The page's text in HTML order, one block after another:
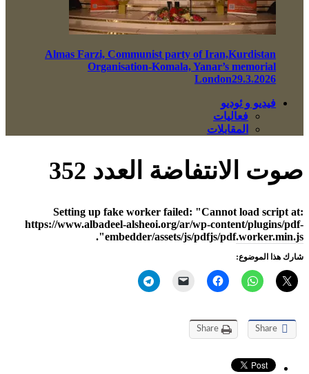
Almas Farzi, Communist party of Iran,Kurdistan
Organisation-Komala, Yanar’s memorial
London29.3.2026
فيديو و ئوديو
فعاليات
المقابلات
صوت الانتفاضة العدد 352
Setting up fake worker failed: "Cannot load script at:
https://www.albadeel-alsheoi.org/ar/wp-content/plugins/pdf-
embedder/assets/js/pdfjs/pdf.worker.min.js".
شارك هذا الموضوع:
Share
Share